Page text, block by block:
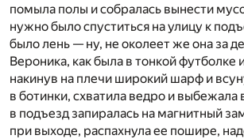
помыла полы и собралась вынести
нужно было спуститься на улицу к
было лень — ну, не околеет же она за
Вероника, как была в тонкой
накинув на плечи широкий шарф и
в ботинки, схватила ведро и
в подъезд запиралась на магнитный
при выходе, распахнула ее пошире,